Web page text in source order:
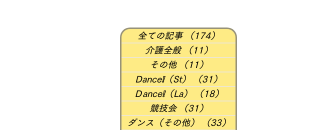
全ての記事 （174）
174件の記事
介護全般
（11）
その他
（11）
Dance❕（St）
（31）
Ｄance❕（La）
（18）
競技会
（31）
ダンス（その他）
（33）